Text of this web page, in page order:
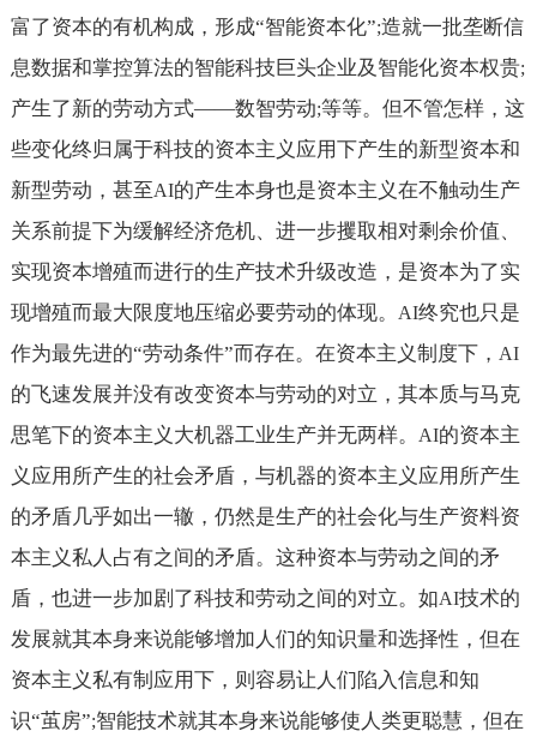
富了资本的有机构成，形成“智能资本化”;造就一批垄断信
息数据和掌控算法的智能科技巨头企业及智能化资本权贵;
产生了新的劳动方式——数智劳动;等等。但不管怎样，这
些变化终归属于科技的资本主义应用下产生的新型资本和
新型劳动，甚至AI的产生本身也是资本主义在不触动生产
关系前提下为缓解经济危机、进一步攫取相对剩余价值、
实现资本增殖而进行的生产技术升级改造，是资本为了实
现增殖而最大限度地压缩必要劳动的体现。
AI终究也只是
作为最先进的“劳动条件”而存在。在资本主义制度下， AI
的飞速发展并没有改变资本与劳动的对立，其本质与马克
思笔下的资本主义大机器工业生产并无两样。
AI的资本主
义应用所产生的社会矛盾，与机器的资本主义应用所产生
的矛盾几乎如出一辙，仍然是生产的社会化与生产资料资
本主义私人占有之间的矛盾。这种资本与劳动之间的矛
盾，也进一步加剧了科技和劳动之间的对立。如AI技术的
发展就其本身来说能够增加人们的知识量和选择性，但在
资本主义私有制应用下，则容易让人们陷入信息和知
识“茧房”;智能技术就其本身来说能够使人类更聪慧，但在